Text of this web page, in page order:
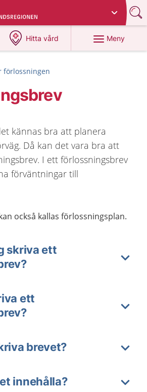
Hitta vård
på 1177.se
Meny
förlossningen
kännas bra att planera
Då kan det vara bra att
I ett förlossningsbrev
förväntningar till
också kallas förlossningsplan.
skriva ett
ett
brevet?
innehålla?